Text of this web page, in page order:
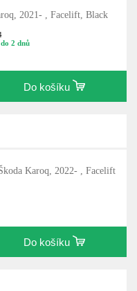
2021- , Facelift, Black
2 dnů
Do košíku
Karoq, 2022- , Facelift
Do košíku